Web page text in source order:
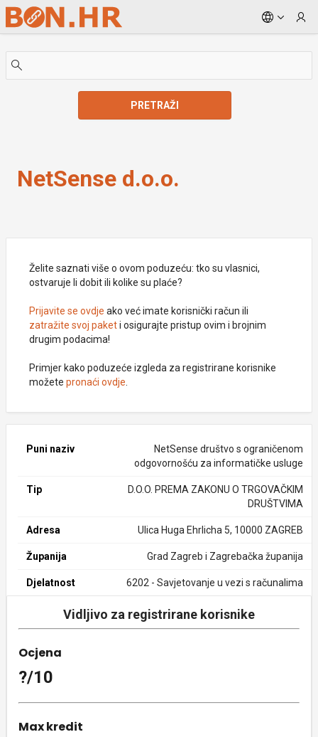
Skip to Main Content
PRETRAŽI
NetSense d.o.o.
Želite saznati više o ovom poduzeću: tko su vlasnici,
ostvaruje li dobit ili kolike su plaće?
Prijavite se ovdje ako već imate korisnički račun ili
zatražite svoj paketi osigurajte pristup ovim i brojnim
drugim podacima!
Primjer kako poduzeće izgleda za registrirane korisnike
možete pronaći ovdje
Puni naziv
NetSense društvo s ograničenom
odgovornošću za informatičke usluge
Tip
D.O.O. PREMA ZAKONU O TRGOVAČKIM
DRUŠTVIMA
Adresa Ulica Huga Ehrlicha 5, 10000 ZAGREB
Županija Grad Zagreb i Zagrebačka županija
Djelatnost 6202 - Savjetovanje u vezi s računalima
Vidljivo za registrirane korisnike
Ocjena
?/10
Max kredit